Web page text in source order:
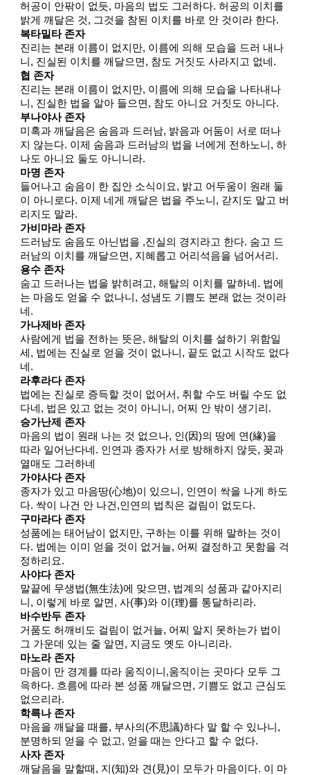
허공이 안팎이 없듯, 마음의 법도 그러하다. 허공의 이치를
밝게 깨달은 것, 그것을 참된 이치를 바로 안 것이라 한다.
복타밀타 존자
진리는 본래 이름이 없지만, 이름에 의해 모습을 드러 내나
니, 진실된 이치를 깨달으면, 참도 거짓도 사라지고 없네.
협 존자
진리는 본래 이름이 없지만, 이름에 의해 모습을 나타내나
니, 진실한 법을 알아 들으면, 참도 아니요 거짓도 아니다.
부나야사 존자
미혹과 깨달음은 숨음과 드러남, 밝음과 어둠이 서로 떠나
지 않는다. 이제 숨음과 드러남의 법을 너에게 전하노니, 하
나도 아니요 둘도 아니니라.
마명 존자
들어나고 숨음이 한 집안 소식이요, 밝고 어두움이 원래 둘
이 아니로다. 이제 네게 깨달은 법을 주노니, 갇지도 말고 버
리지도 말라.
가비마라 존자
드러남도 숨음도 아닌법을 ,진실의 경지라고 한다. 숨고 드
러남의 이치를 깨달으면, 지혜롭고 어리석음을 넘어서리.
용수 존자
숨고 드러나는 법을 밝히려고, 해탈의 이치를 말하네. 법에
는 마음도 얻을 수 없나니, 성냄도 기쁨도 본래 없는 것이라
네.
가나제바 존자
사람에게 법을 전하는 뜻은, 해탈의 이치를 설하기 위함일
세, 법에는 진실로 얻을 것이 없나니, 끝도 없고 시작도 없다
네.
라후라다 존자
법에는 진실로 증득할 것이 없어서, 취할 수도 버릴 수도 없
다네, 법은 있고 없는 것이 아니니, 어찌 안 밖이 생기리.
승가난제 존자
마음의 법이 원래 나는 것 없으나, 인(因)의 땅에 연(緣)을
따라 일어난다네. 인연과 종자가 서로 방해하지 않듯, 꽂과
열매도 그러하네
가야사다 존자
종자가 있고 마음땅(心地)이 있으니, 인연이 싹을 나게 하도
다. 싹이 나건 안 나건,인연의 법칙은 걸림이 없도다.
구마라다 존자
성품에는 태어남이 없지만, 구하는 이를 위해 말하는 것이
다. 법에는 이미 얻을 것이 없거늘, 어찌 결정하고 못함을 걱
정하리요.
사야다 존자
말끝에 무생법(無生法)에 맞으면, 법계의 성품과 같아지리
니, 이렇게 바로 알면, 사(事)와 이(理)를 통달하리라.
바수반두 존자
거품도 허깨비도 걸림이 없거늘, 어찌 알지 못하는가 법이
그 가운데 있는 줄 알면, 지금도 옛도 아니리라.
마노라 존자
마음이 만 경계를 따라 움직이니,움직이는 곳마다 모두 그
윽하다. 흐름에 따라 본 성품 깨달으면, 기쁨도 없고 근심도
없으리라.
학륵나 존자
마음을 깨달을 때를, 부사의(不思議)하다 말 할 수 있나니,
분명하되 얻을 수 없고, 얻을 때는 안다고 할 수 없다.
사자 존자
깨달음을 말할때, 지(知)와 견(見)이 모두가 마음이다. 이 마